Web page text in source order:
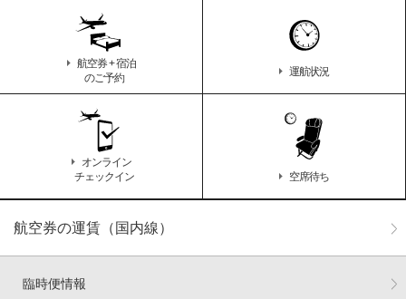
航空券の運賃（国内線）
臨時便情報
航空券 + 宿泊
のご予約
運航状況
オンライン
チェックイン
空席待ち